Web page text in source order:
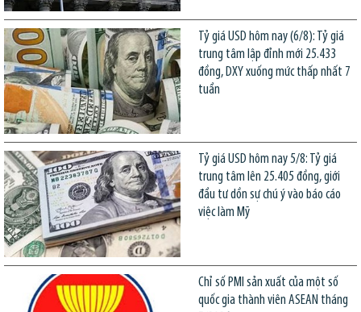
Tỷ giá USD hôm nay (6/8): Tỷ giá
trung tâm lập đỉnh mới 25.433
đồng, DXY xuống mức thấp nhất 7
tuần
Tỷ giá USD hôm nay 5/8: Tỷ giá
trung tâm lên 25.405 đồng, giới
đầu tư dồn sự chú ý vào báo cáo
việc làm Mỹ
Chỉ số PMI sản xuất của một số
quốc gia thành viên ASEAN tháng